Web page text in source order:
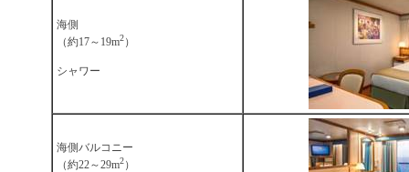
海側
（約17～19m2）
シャワー
海側バルコニー
（約22～29m2）